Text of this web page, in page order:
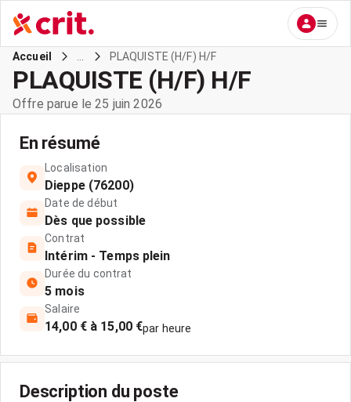
Accueil PLAQUISTE (H/F) H/F
PLAQUISTE (H/F) H/F
Offre parue le 25 juin 2026
En résumé
Localisation
Dieppe (76200)
Date de début
Dès que possible
Contrat
Intérim - Temps plein
Durée du contrat
5 mois
Salaire
14,00 € à 15,00 €par heure
Description du poste